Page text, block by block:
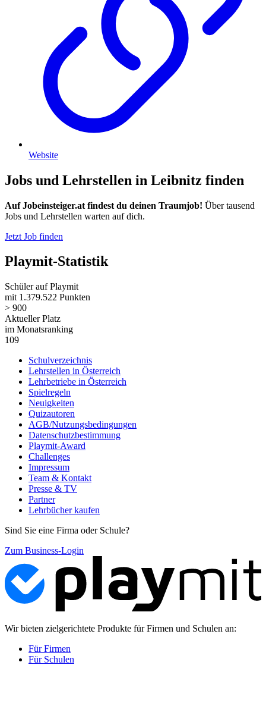
Website
Jobs und Lehrstellen in Leibnitz finden
Auf Jobeinsteiger.at findest du deinen Traumjob! Über tausend
Jobs und Lehrstellen warten auf dich.
Jetzt Job finden
Playmit-Statistik
Schüler auf Playmit
mit 1.379.522 Punkten
> 900
Aktueller Platz
im Monatsranking
109
Schulverzeichnis
Lehrstellen in Österreich
Lehrbetriebe in Österreich
Spielregeln
Neuigkeiten
Quizautoren
AGB/Nutzungsbedingungen
Datenschutzbestimmung
Playmit-Award
Challenges
Impressum
Team & Kontakt
Presse & TV
Partner
Lehrbücher kaufen
Sind Sie eine Firma oder Schule?
Zum Business-Login
Wir bieten zielgerichtete Produkte für Firmen und Schulen an:
Für Firmen
Für Schulen